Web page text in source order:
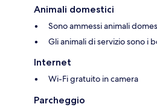
Animali domestici
Sono ammessi animali
Gli animali di servizio sono i
Internet
Wi-Fi gratuito in camera
Parcheggio